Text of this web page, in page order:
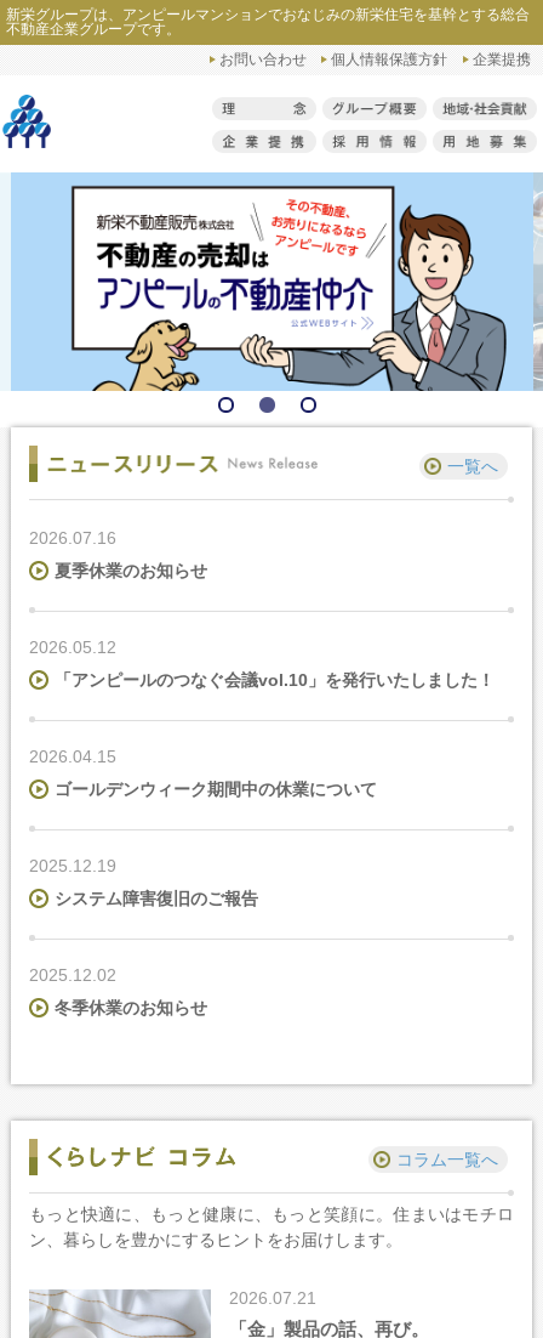
新栄グループは、アンピールマンションでおなじみの新栄住宅を基幹とする総合
不動産企業グループです。
お問い合わせ 個人情報保護方針 企業提携
一覧へ
2026.07.16
夏季休業のお知らせ
2026.05.12
「アンピールのつなぐ会議vol.10」を発行いたしました！
2026.04.15
ゴールデンウィーク期間中の休業について
2025.12.19
システム障害復旧のご報告
2025.12.02
冬季休業のお知らせ
コラム一覧へ
もっと快適に、もっと健康に、もっと笑顔に。住まいはモチロ
ン、暮らしを豊かにするヒントをお届けします。
「金」製品の話、再び。
2026.07.21